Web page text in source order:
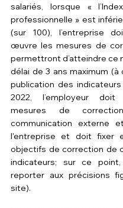
salariés, lorsque « l’
professionnelle » est
(sur 100), l’entreprise
œuvre les mesures de
permettront d’atteindre ce
délai de 3 ans maximum
publication des
2022, l’employeur
mesures de
communication externe
l'entreprise et doit fixer
objectifs de correction de
indicateurs; sur ce
reporter aux précisions
site).